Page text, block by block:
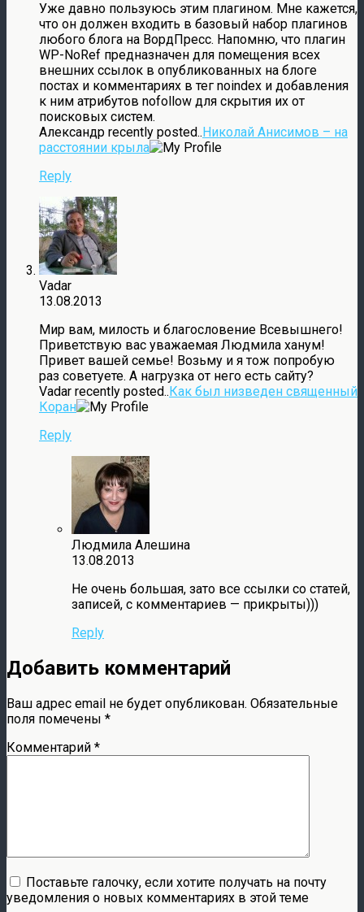
Уже давно пользуюсь этим плагином. Мне кажется,
что он должен входить в базовый набор плагинов
любого блога на ВордПресс. Напомню, что плагин
WP-NoRef предназначен для помещения всех
внешних ссылок в опубликованных на блоге
постах и комментариях в тег noindex и добавления
к ним атрибутов nofollow для скрытия их от
поисковых систем.
Александр recently posted.. Николай Анисимов – на
расстоянии крыла
Reply
Vadar
13.08.2013
Мир вам, милость и благословение Всевышнего!
Приветствую вас уважаемая Людмила ханум!
Привет вашей семье! Возьму и я тож попробую
раз советуете. А нагрузка от него есть сайту?
Vadar recently posted.. Как был низведен священный
Коран
Reply
Людмила Алешина
13.08.2013
Не очень большая, зато все ссылки со статей,
записей, с комментариев — прикрыты)))
Reply
Добавить комментарий
Ваш адрес email не будет опубликован. Обязательные
поля помечены *
Комментарий *
Поставьте галочку, если хотите получать на почту
уведомления о новых комментариях в этой теме